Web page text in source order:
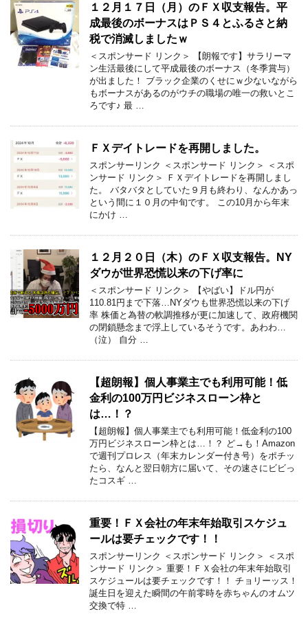
１２月１７日（月）のＦＸ収支報告。平
成最後のボーナスはＰＳ４とふるさと納
税で消滅しましたｗ
＜スポンサード リンク＞ 【朗報です】サラリーマ
ン生活最後にして平成最後のボーナス（冬季賞与）
が出ました！ ブラック企業のくせにｗ少ないながら
もボーナスがあるのがウチの職場の唯一の救いとこ
ろです♪ 最 …
ＦＸデイトレードを再開しました。
スポンサーリンク ＜スポンサード リンク＞ ＜スポ
ンサード リンク＞ ＦＸデイトレードを再開しまし
た。 バタバタとしていた９月も終わり、なんかあっ
という間に１０月の中旬です。 この10月から年末
にかけ …
１２月２０日（木）のＦＸ収支報告。NY
ダウが世界恐慌以来の下げ率に
＜スポンサード リンク＞ 【やばい】ドル円が
110.81円まで下落…NYダウも世界恐慌以来の下げ
率 株価と為替の軟調推移が更に加速して、政府機関
の閉鎖懸念まで浮上しているそうです。あわわ…
（泣） 自分 …
【超朗報】個人事業主でも利用可能！低
金利の100万円ビジネスローン枠と
は…！？
【超朗報】個人事業主でも利用可能！低金利の100
万円ビジネスローン枠とは…！？ ど→も！Amazon
で週刊プロレス（年末カレンダー付き号）をポチッ
たら、なんと翌日朝方に届いて、その速さにビビっ
たコスギ …
重要！ＦＸ会社の年末年始取引スケジュ
ールは要チェックです！！
スポンサーリンク ＜スポンサード リンク＞ ＜スポ
ンサード リンク＞ 重要！ＦＸ会社の年末年始取引
スケジュールは要チェックです！！ チョリーッス！
誕生日を迎えた瞬間の午前零時を赤ちゃんのオムツ
交換で特 …